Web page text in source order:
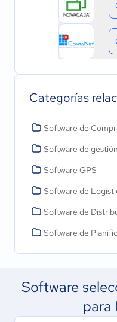
Categorías
Software de
Software de
Software GPS
Software de
Software de
Software de
Software
para